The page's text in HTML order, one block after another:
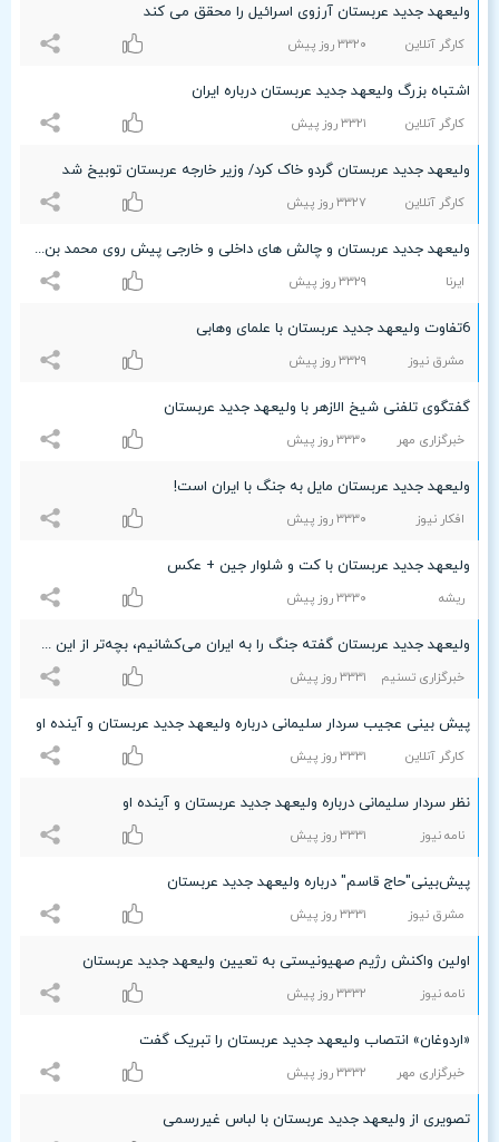
ولیعهد جدید عربستان آرزوی اسرائیل را محقق می کند
کارگر آنلاین ٣٣۲۰ روز پیش
اشتباه بزرگ ولیعهد جدید عربستان درباره ایران
کارگر آنلاین ٣٣۲۱ روز پیش
ولیعهد جدید عربستان گردو خاک کرد/ وزیر خارجه عربستان توبیخ شد
کارگر آنلاین ٣٣۲۷ روز پیش
ولیعهد جدید عربستان و چالش های داخلی و خارجی پیش روی محمد بن سلمان
ایرنا ٣٣۲٩ روز پیش
6تفاوت ولیعهد جدید عربستان با علمای وهابی
مشرق نیوز ٣٣۲٩ روز پیش
گفتگوی تلفنی شیخ الازهر با ولیعهد جدید عربستان
خبرگزاری مهر ٣٣٣۰ روز پیش
ولیعهد جدید عربستان مایل به جنگ با ایران است!
افکار نیوز ٣٣٣۰ روز پیش
ولیعهد جدید عربستان با کت و شلوار جین + عکس
ریشه ٣٣٣۰ روز پیش
ولیعهد جدید عربستان گفته جنگ را به ایران می‌کشانیم، بچه‌تر از این هستید/مرگ بر آمریکای امروز مرگ بر آل‌سعود است
خبرگزاری تسنیم ٣٣٣۱ روز پیش
پیش بینی عجیب سردار سلیمانی درباره ولیعهد جدید عربستان و آینده او
کارگر آنلاین ٣٣٣۱ روز پیش
نظر سردار سلیمانی درباره ولیعهد جدید عربستان و آینده او
نامه نیوز ٣٣٣۱ روز پیش
پیش‌بینی"حاج قاسم" درباره ولیعهد جدید عربستان
مشرق نیوز ٣٣٣۱ روز پیش
اولین واکنش رژیم صهیونیستی به تعیین ولیعهد جدید عربستان
نامه نیوز ٣٣٣۲ روز پیش
«اردوغان» انتصاب ولیعهد جدید عربستان را تبریک گفت
خبرگزاری مهر ٣٣٣۲ روز پیش
تصویری از ولیعهد جدید عربستان با لباس غیررسمی